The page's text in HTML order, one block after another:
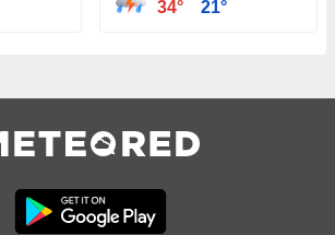
34° 21°